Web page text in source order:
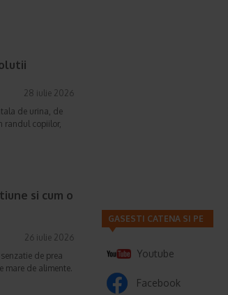
28 iulie 2026
de urina, de
randul copiilor,
si cum o
26 iulie 2026
de prea
mare de alimente.
GASESTI CATENA SI PE
Youtube
Facebook